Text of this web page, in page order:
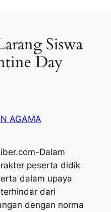
Siswa
Day
AGAMA
Dalam
peserta didik
dalam upaya
dari
dengan norma